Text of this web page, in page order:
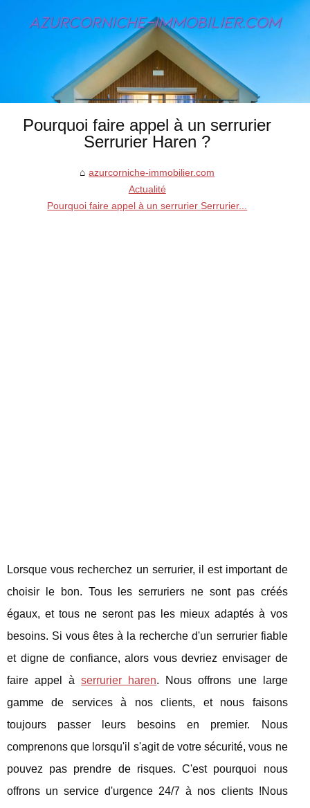
Pourquoi faire appel à un serrurier
Serrurier Haren ?‎
azurcorniche-immobilier.com
Actualité
Pourquoi faire appel à un serrurier Serrurier...
Lorsque vous recherchez un serrurier, il est important de
choisir le bon. Tous les serruriers ne sont pas créés
égaux, et tous ne seront pas les mieux adaptés à vos
besoins. Si vous êtes à la recherche d'un serrurier fiable
et digne de confiance, alors vous devriez envisager de
faire appel àserrurier haren. Nous offrons une large
gamme de services à nos clients, et nous faisons
toujours passer leurs besoins en premier. Nous
comprenons que lorsqu'il s'agit de votre sécurité, vous ne
pouvez pas prendre de risques. C'est pourquoi nous
offrons un service d'urgence 24/7 à nos clients !Nous